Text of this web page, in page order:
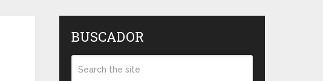
BUSCADOR